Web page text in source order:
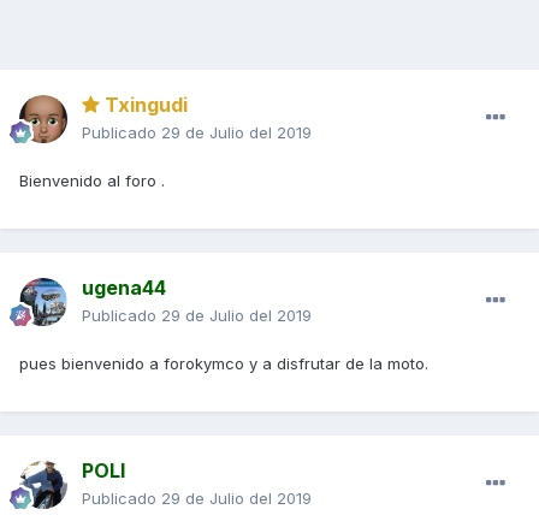
Txingudi
Publicado 29 de Julio del 2019
Bienvenido al foro .
ugena44
Publicado 29 de Julio del 2019
pues bienvenido a forokymco y a disfrutar de la moto.
POLI
Publicado 29 de Julio del 2019